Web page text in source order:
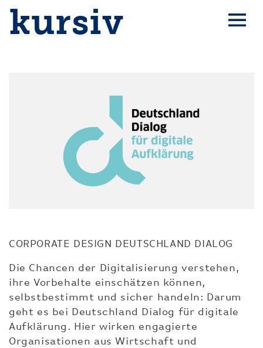
kursiv
CORPORATE DESIGN DEUTSCHLAND DIALOG
Die Chancen der Digitalisierung verstehen,
ihre Vorbehalte einschätzen können,
selbstbestimmt und sicher handeln: Darum
geht es bei Deutschland Dialog für digitale
Aufklärung. Hier wirken engagierte
Organisationen aus Wirtschaft und